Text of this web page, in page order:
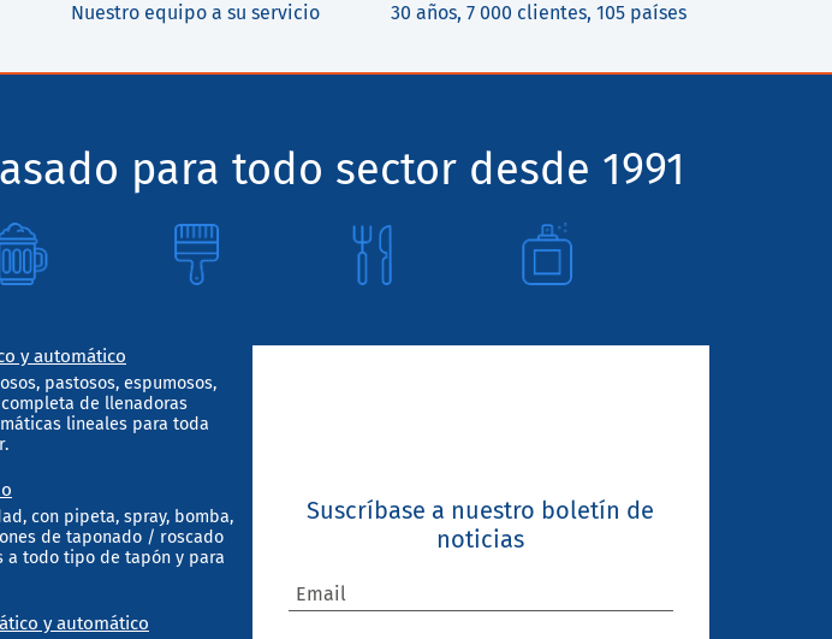
Nuestro equipo a su servicio 30 años, 7 000 clientes, 105 países
para todo sector desde 1991
y automático
pastosos, espumosos,
de llenadoras
lineales para toda
con pipeta, spray, bomba,
de taponado / roscado
a todo tipo de tapón y para
y automático
Suscríbase a nuestro boletín de
noticias
Email